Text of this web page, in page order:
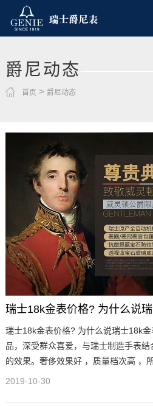
爵尼动态
首页 > 爵尼动态
瑞士18k金表价格? 为什么说
瑞士18k金表价格? 为什么说瑞士18k
品，深受群众喜爱，与瑞士制造手表
的效果。奢侈效果好 ，质量档次高 ，
2019-10-30